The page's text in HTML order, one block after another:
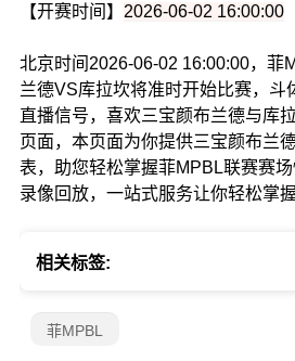
【开赛时间】 2026-06-02 16:00:00
北京时间2026-06-02 16:00:00，菲
兰德VS库拉坎将准时开始比赛，斗
直播信号，喜欢三宝颜布兰德与库
页面，本页面为你提供三宝颜布兰
表，助您轻松掌握菲MPBL联赛赛
录像回放，一站式服务让你轻松掌握
相关标签:
菲MPBL